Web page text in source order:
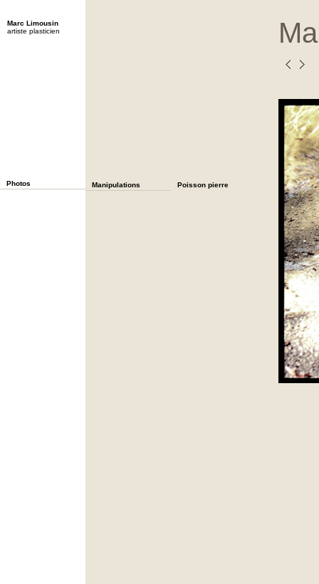
Marc Limousin
artiste plasticien
Photos Manipulations Poisson pierre